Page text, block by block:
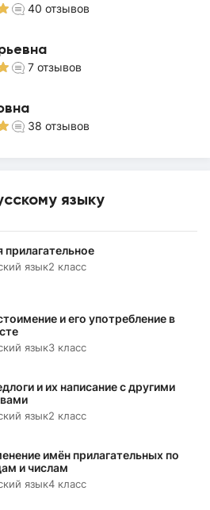
40 отзывов
7 отзывов
38 отзывов
языку
прилагательное
язык2 класс
и его употребление в
язык3 класс
и их написание с другими
язык2 класс
имён прилагательных по
и числам
язык4 класс